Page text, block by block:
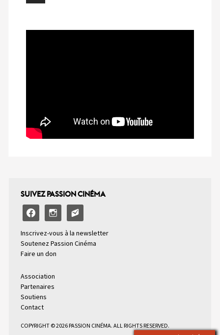
SUIVEZ PASSION CINÉMA
facebookinstagramemail-
alt2
Inscrivez-vous à la newsletter
Soutenez Passion Cinéma
Faire un don
Association
Partenaires
Soutiens
Contact
COPYRIGHT © 2026 PASSION CINÉMA. ALL RIGHTS RESERVED.